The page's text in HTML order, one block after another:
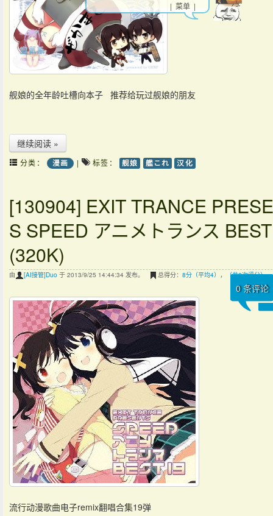
舰娘的全年龄吐槽向本子 推荐给玩过舰娘的朋友
继续阅读 »
分类： 漫画 | 标签： 舰娘 艦これ 汉化
[130904] EXIT TRANCE
S SPEED アニメトランス
(320K)
由 [AI接管]Duo 于 2013/9/25 14:44:34 发布。 总得分： 8分（平均4），（共2次评分）
0条评论
流行动漫歌曲电子remix翻唱合集19弹
| 菜单 |